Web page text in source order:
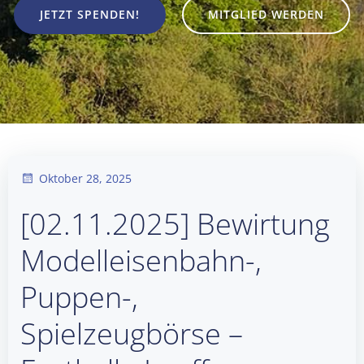
JETZT SPENDEN! MITGLIED WERDEN
Oktober 28, 2025
[02.11.2025] Bewirtung
Modelleisenbahn-,
Puppen-,
Spielzeugbörse –